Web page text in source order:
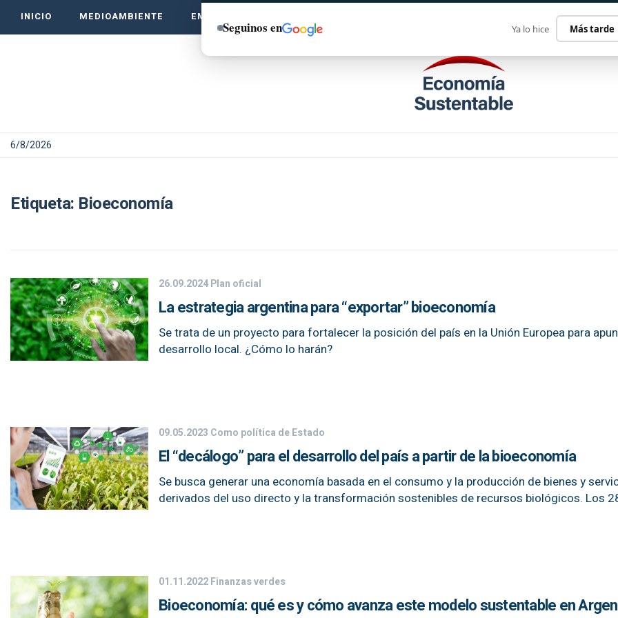
INICIO MEDIOAMBIENTE EMPRENDE VERDE
6/8/2026
Etiqueta: Bioeconomía
26.09.2024Plan oficial
La estrategia argentina para “exportar” bioeconomía
Se trata de un proyecto para fortalecer la posición del país en la Unión Europea para
desarrollo local. ¿Cómo lo harán?
09.05.2023 Como política de Estado
El “decálogo” para el desarrollo del país a partir de la bioeconomía
Se busca generar una economía basada en el consumo y la producción de bienes y
derivados del uso directo y la transformación sostenibles de recursos biológicos. Los
01.11.2022Finanzas verdes
Bioeconomía: qué es y cómo avanza este modelo sustentable en
Seguinos en Ya lo hice Más tarde